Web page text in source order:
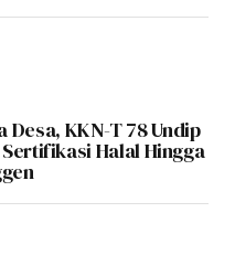
Desa, KKN-T 78 Undip
Halal Hingga